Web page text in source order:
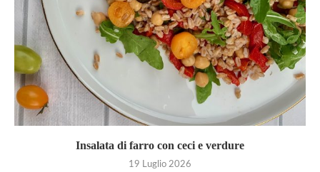
Insalata di farro con ceci e verdure
19 Luglio 2026